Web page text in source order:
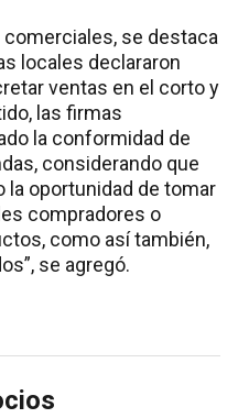
comerciales, se destaca
locales declararon
ventas en el corto y
las firmas
la conformidad de
considerando que
la oportunidad de tomar
compradores o
como así también,
se agregó.